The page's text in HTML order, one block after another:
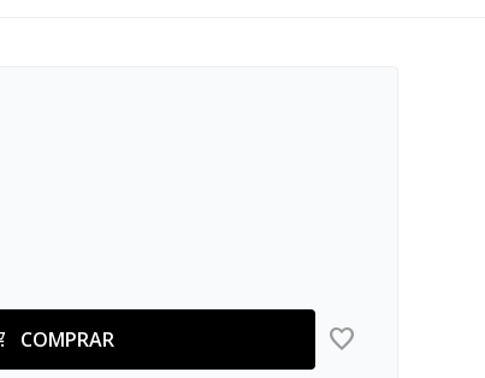
COMPRAR